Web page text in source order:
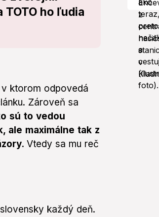
ho ľudia
ktorom odpovedá
Zároveň sa
sú to vedou
ale maximálne tak z
Vtedy sa mu reč
každý deň.